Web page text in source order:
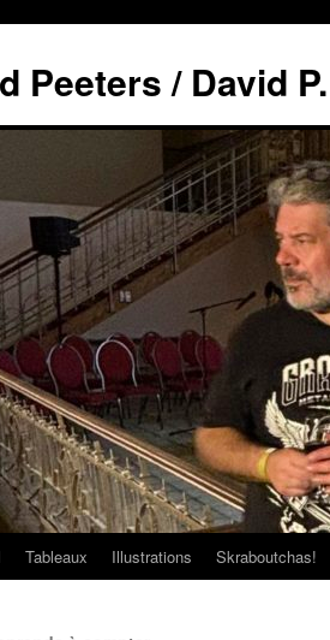
Peeters / David P.
Tableaux Illustrations Skraboutchas!